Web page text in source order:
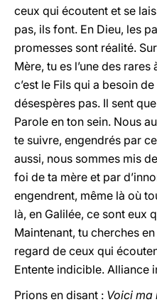
ceux qui écoutent et se
pas, ils font. En Dieu, les
promesses sont réalité.
Mère, tu es l’une des rares
c’est le Fils qui a besoin
désespères pas. Il sent
Parole en ton sein. Nous
te suivre, engendrés par
aussi, nous sommes mis
foi de ta mère et par
engendrent, même là où
là, en Galilée, ce sont eux
Maintenant, tu cherches
regard de ceux qui
Entente indicible. Alliance
Prions en disant : Voici ma